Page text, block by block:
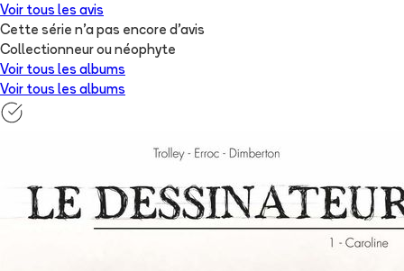
Voir tous les avis
Cette série n'a pas encore d'avis
Collectionneur ou néophyte
Voir tous les albums
Voir tous les albums